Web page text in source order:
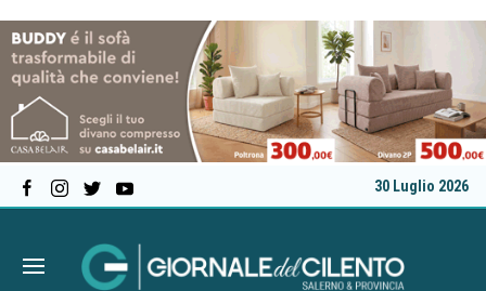
30 Luglio 2026